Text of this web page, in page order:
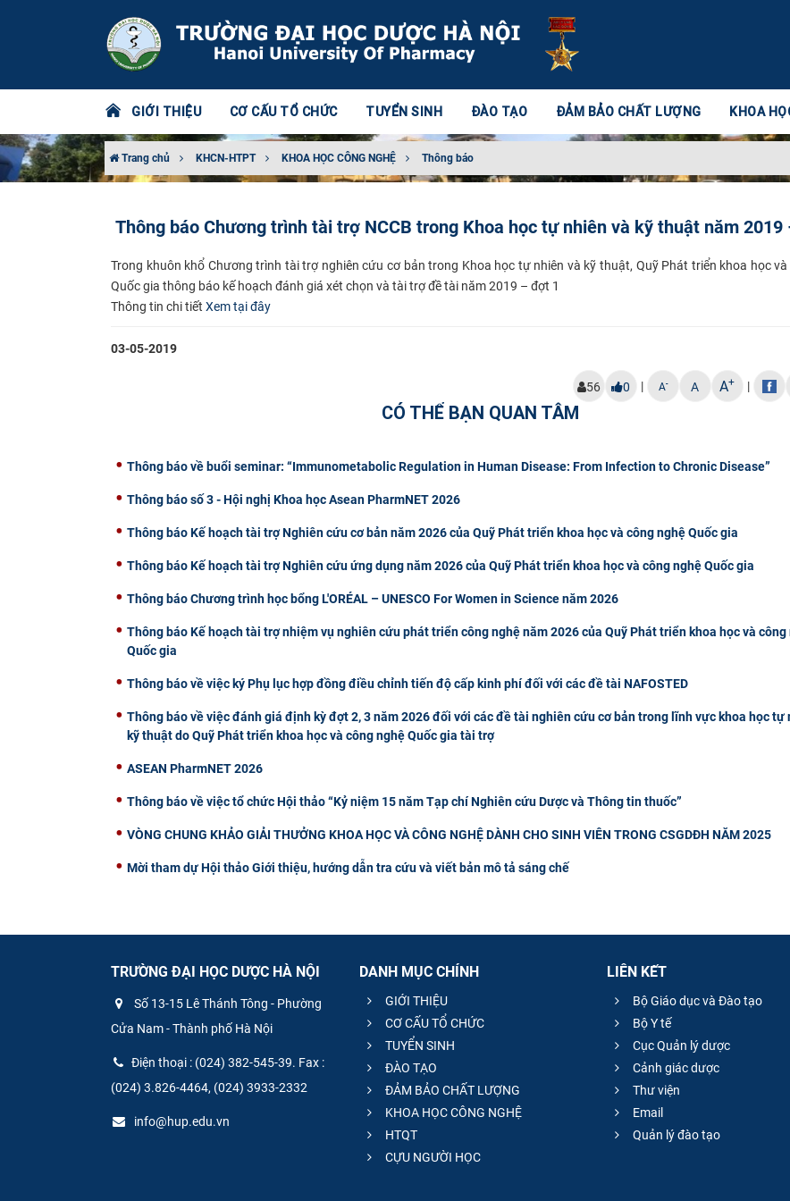
GIỚI THIỆU CƠ CẤU TỔ CHỨC TUYỂN SINH ĐÀO TẠO ĐẢM BẢO CHẤT LƯỢNG KHOA
Trang chủ KHCN-HTPT KHOA HỌC CÔNG NGHỆ Thông báo
Thông báo Chương trình tài trợ NCCB trong Khoa học tự nhiên và kỹ thuật năm 2019
Trong khuôn khổ Chương trình tài trợ nghiên cứu cơ bản trong Khoa học tự nhiên và kỹ thuật, Quỹ Phát triển khoa học và
Quốc gia thông báo kế hoạch đánh giá xét chọn và tài trợ đề tài năm 2019 – đợt 1
Thông tin chi tiết Xem tại đây
03-05-2019
56 0 | A- A A+ |
CÓ THỂ BẠN QUAN TÂM
Thông báo về buổi seminar: “Immunometabolic Regulation in Human Disease: From Infection to Chronic Disease”
Thông báo số 3 - Hội nghị Khoa học Asean PharmNET 2026
Thông báo Kế hoạch tài trợ Nghiên cứu cơ bản năm 2026 của Quỹ Phát triển khoa học và công nghệ Quốc gia
Thông báo Kế hoạch tài trợ Nghiên cứu ứng dụng năm 2026 của Quỹ Phát triển khoa học và công nghệ Quốc gia
Thông báo Chương trình học bổng L'ORÉAL – UNESCO For Women in Science năm 2026
Thông báo Kế hoạch tài trợ nhiệm vụ nghiên cứu phát triển công nghệ năm 2026 của Quỹ Phát triển khoa học và công
Quốc gia
Thông báo về việc ký Phụ lục hợp đồng điều chỉnh tiến độ cấp kinh phí đối với các đề tài NAFOSTED
Thông báo về việc đánh giá định kỳ đợt 2, 3 năm 2026 đối với các đề tài nghiên cứu cơ bản trong lĩnh vực khoa học tự
kỹ thuật do Quỹ Phát triển khoa học và công nghệ Quốc gia tài trợ
ASEAN PharmNET 2026
Thông báo về việc tổ chức Hội thảo “Kỷ niệm 15 năm Tạp chí Nghiên cứu Dược và Thông tin thuốc”
VÒNG CHUNG KHẢO GIẢI THƯỞNG KHOA HỌC VÀ CÔNG NGHỆ DÀNH CHO SINH VIÊN TRONG CSGDĐH NĂM 2025
Mời tham dự Hội thảo Giới thiệu, hướng dẫn tra cứu và viết bản mô tả sáng chế
TRƯỜNG ĐẠI HỌC DƯỢC HÀ NỘI
Số 13-15 Lê Thánh Tông - Phường
Cửa Nam - Thành phố Hà Nội
Điện thoại : (024) 382-545-39. Fax :
(024) 3.826-4464, (024) 3933-2332
info@hup.edu.vn
DANH MỤC CHÍNH
GIỚI THIỆU
CƠ CẤU TỔ CHỨC
TUYỂN SINH
ĐÀO TẠO
ĐẢM BẢO CHẤT LƯỢNG
KHOA HỌC CÔNG NGHỆ
HTQT
CỰU NGƯỜI HỌC
LIÊN KẾT
Bộ Giáo dục và Đào tạo
Bộ Y tế
Cục Quản lý dược
Cảnh giác dược
Thư viện
Email
Quản lý đào tạo